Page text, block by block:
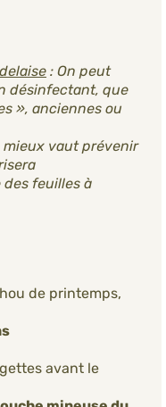
: On peut
désinfectant, que
», anciennes ou
mieux vaut prévenir
feuilles à
de printemps,
avant le